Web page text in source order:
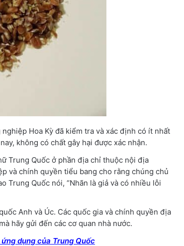
Hoa Kỳ đã kiểm tra và xác định có ít nhất
không có chất gây hại được xác nhận.
Trung Quốc ở phần địa chỉ thuộc nội địa
và chính quyền tiểu bang cho rằng chúng chủ
Trung Quốc nói, “Nhãn là giả và có nhiều lỗi
Anh và Úc. Các quốc gia và chính quyền địa
hãy gửi đến các cơ quan nhà nước.
dụng của Trung Quốc